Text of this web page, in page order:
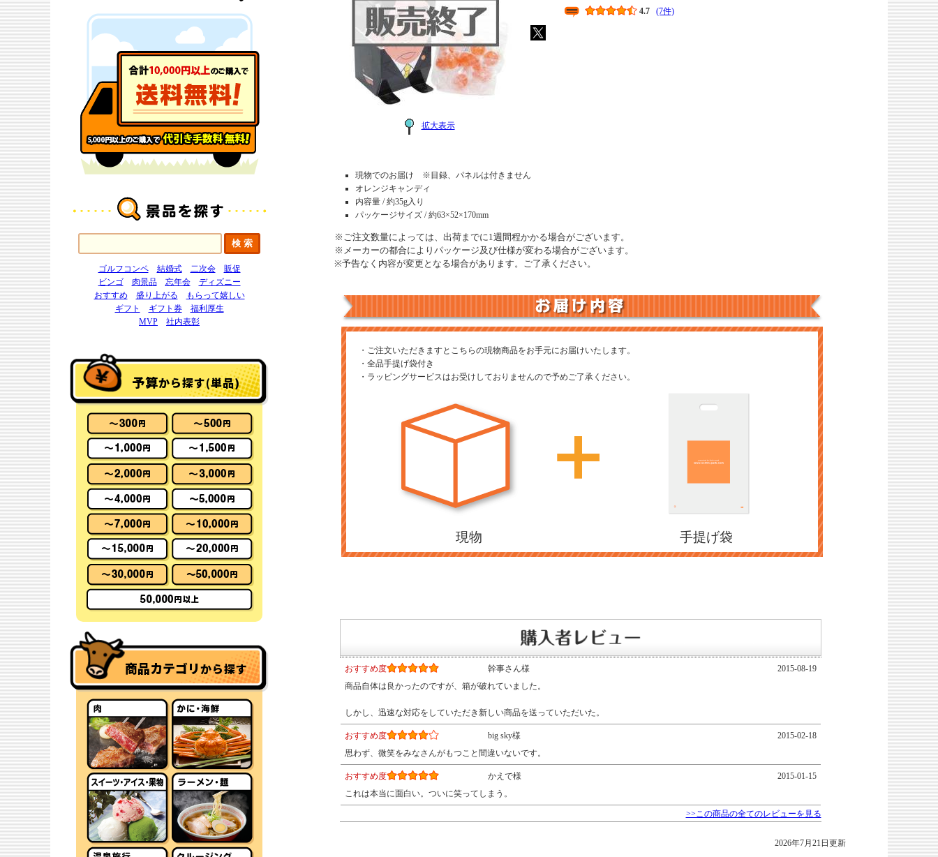
ゴルフコンペ 結婚式 二次会
販促
ビンゴ
肉景品 忘年会
ディズニー
おすすめ
盛り上がる
もらって嬉しい
ギフト
ギフト券
福利厚生
MVP
社内表彰
予算から探す(単品)
商品カテゴリから探す
拡大表示
4.7 (7件)
現物でのお届け ※目録、パネルは付きません
オレンジキャンディ
内容量 / 約35g入り
パッケージサイズ / 約63×52×170mm
※ご注文数量によっては、出荷までに1週間程かかる場合がございます。
※メーカーの都合によりパッケージ及び仕様が変わる場合がございます。
※予告なく内容が変更となる場合があります。ご了承ください。
・ご注文いただきますとこちらの現物商品をお手元にお届けいたします。
・全品手提げ袋付き
・ラッピングサービスはお受けしておりませんので予めご了承ください。
現物 手提げ袋
おすすめ度 幹事さん様
2015-08-19
商品自体は良かったのですが、箱が破れていました。
しかし、迅速な対応をしていただき新しい商品を送っていただいた。
おすすめ度 big sky様
2015-02-18
思わず、微笑をみなさんがもつこと間違いないです。
おすすめ度 かえで様
2015-01-15
これは本当に面白い。ついに笑ってしまう。
>>この商品の全てのレビューを見る
2026年7月21日更新